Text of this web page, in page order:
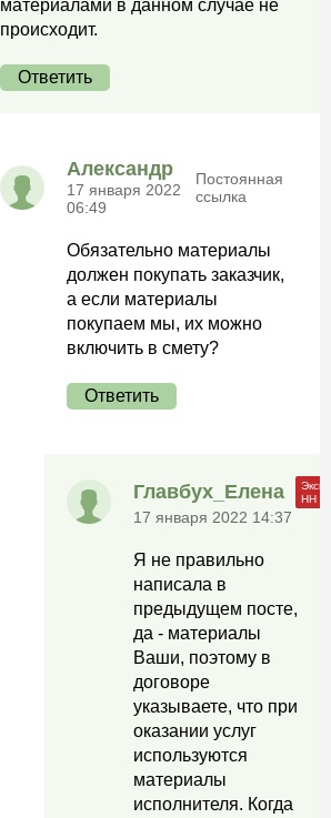
материалами в данном случае не
происходит.
Ответить
Александр
17 января 2022
06:49
Постоянная
ссылка
Обязательно материалы
должен покупать заказчик,
а если материалы
покупаем мы, их можно
включить в смету?
Ответить
Главбух_Елена
17 января 2022 14:37
Я не правильно
написала в
предыдущем посте,
да - материалы
Ваши, поэтому в
договоре
указываете, что при
оказании услуг
используются
материалы
исполнителя. Когда